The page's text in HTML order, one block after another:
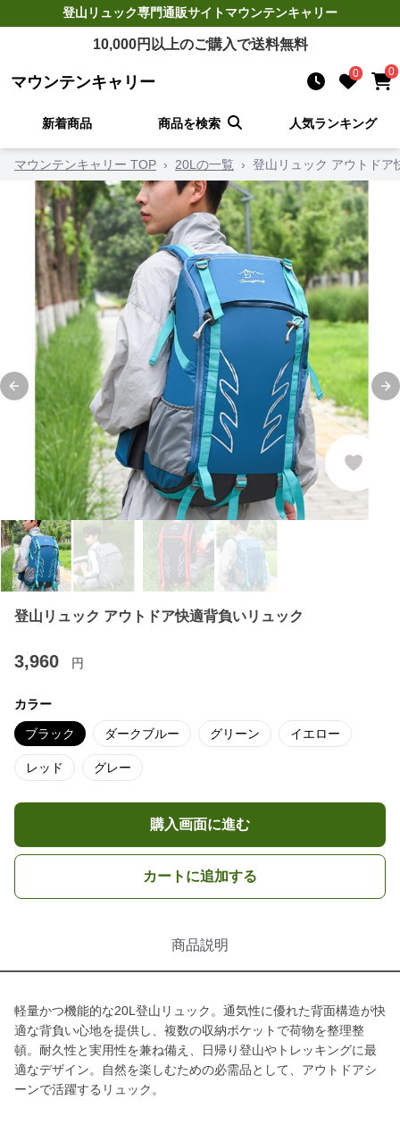
登山リュック専門通販サイトマウンテンキャリー
10,000円以上のご購入で送料無料
マウンテンキャリー 0 0
新着商品 商品を検索 人気ランキング
マウンテンキャリー TOP › 20Lの一覧 › 登山リュック アウトドア
Previous slide
登山リュック アウトドア快適背負いリュック
3,960 円
カラー
ブラック ダークブルー グリーン イエロー
レッド グレー
購入画面に進む
カートに追加する
商品説明
軽量かつ機能的な20L登山リュック。通気性に優れた背面構造が快
適な背負い心地を提供し、複数の収納ポケットで荷物を整理整
頓。耐久性と実用性を兼ね備え、日帰り登山やトレッキングに最
適なデザイン。自然を楽しむための必需品として、アウトドアシ
ーンで活躍するリュック。